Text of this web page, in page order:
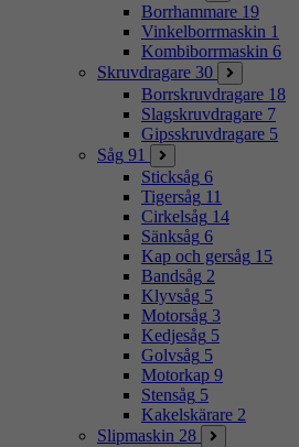
Borrhammare 19
Vinkelborrmaskin 1
Kombiborrmaskin 6
Skruvdragare 30
Borrskruvdragare 18
Slagskruvdragare 7
Gipsskruvdragare 5
Såg 91
Sticksåg 6
Tigersåg 11
Cirkelsåg 14
Sänksåg 6
Kap och gersåg 15
Bandsåg 2
Klyvsåg 5
Motorsåg 3
Kedjesåg 5
Golvsåg 5
Motorkap 9
Stensåg 5
Kakelskärare 2
Slipmaskin 28